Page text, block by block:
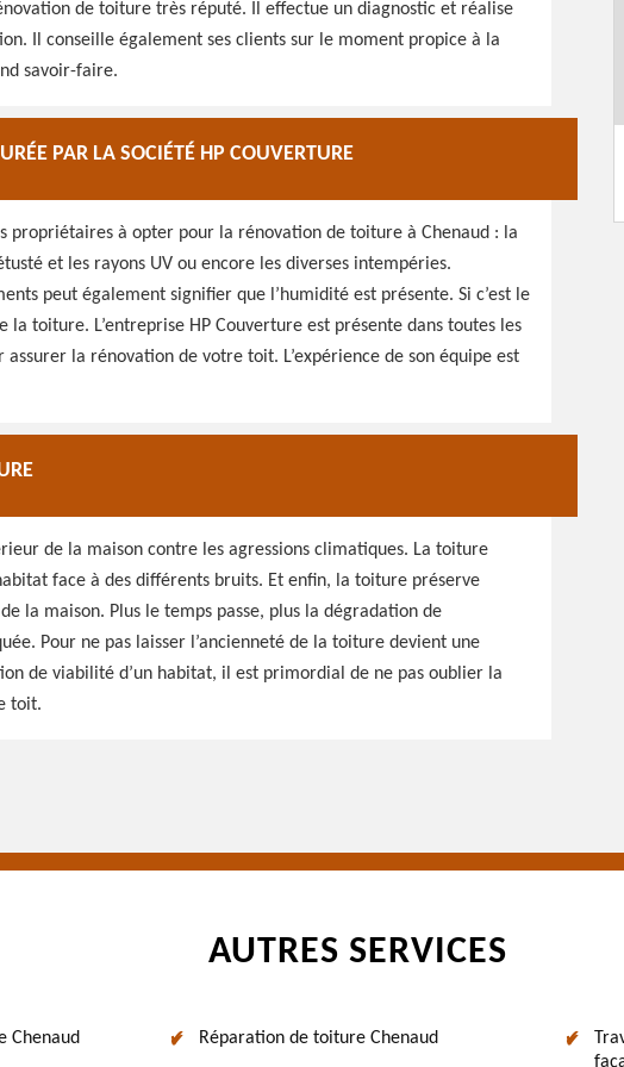
de toiture très réputé. Il effectue un diagnostic et réalise
Il conseille également ses clients sur le moment propice à la
savoir-faire.
PAR LA SOCIÉTÉ HP COUVERTURE
propriétaires à opter pour la rénovation de toiture à Chenaud : la
et les rayons UV ou encore les diverses intempéries.
peut également signifier que l’humidité est présente. Si c’est le
toiture. L’entreprise HP Couverture est présente dans toutes les
la rénovation de votre toit. L’expérience de son équipe est
de la maison contre les agressions climatiques. La toiture
face à des différents bruits. Et enfin, la toiture préserve
la maison. Plus le temps passe, plus la dégradation de
Pour ne pas laisser l’ancienneté de la toiture devient une
de viabilité d’un habitat, il est primordial de ne pas oublier la
toit.
AUTRES SERVICES
Chenaud Réparation de toiture Chenaud